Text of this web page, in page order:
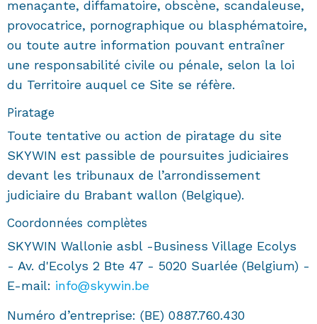
menaçante, diffamatoire, obscène, scandaleuse,
provocatrice, pornographique ou blasphématoire,
ou toute autre information pouvant entraîner
une responsabilité civile ou pénale, selon la loi
du Territoire auquel ce Site se réfère.
Piratage
Toute tentative ou action de piratage du site
SKYWIN est passible de poursuites judiciaires
devant les tribunaux de l’arrondissement
judiciaire du Brabant wallon (Belgique).
Coordonnées complètes
SKYWIN Wallonie asbl -Business Village Ecolys
- Av. d'Ecolys 2 Bte 47 - 5020 Suarlée (Belgium) -
E-mail: info@skywin.be
Numéro d’entreprise: (BE) 0887.760.430